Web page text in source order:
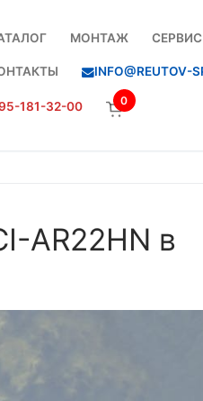
МОНТАЖ СЕРВИС
INFO@REUTOV-
181-32-00 0
AR22HN в